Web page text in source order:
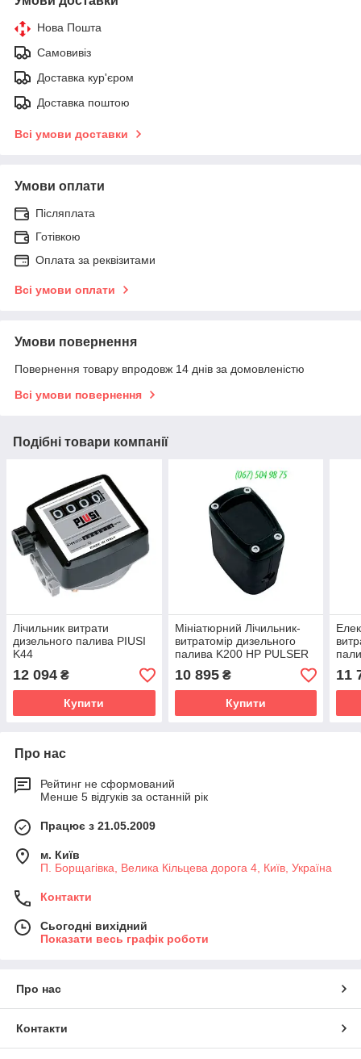
Нова Пошта
Самовивіз
Доставка кур'єром
Доставка поштою
Всі умови доставки
Умови оплати
Післяплата
Готівкою
Оплата за реквізитами
Всі умови оплати
Умови повернення
Повернення товару впродовж 14 днів за домовленістю
Всі умови повернення
Подібні товари компанії
Лічильник витрати
дизельного палива PIUSI
K44
12 094 ₴
Купити
Мініатюрний Лічильник-
витратомір дизельного
палива K200 HP PULSER
10 895₴
Купити
11
Про нас
Рейтинг не сформований
Менше 5 відгуків за останній рік
Працює з 21.05.2009
м. Київ
П. Борщагівка, Велика Кільцева дорога 4, Київ, Україна
Контакти
Сьогодні вихідний
Показати весь графік роботи
Про нас
Контакти